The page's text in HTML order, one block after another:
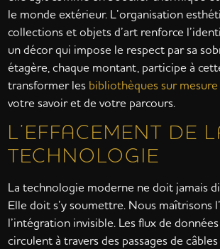
le monde extérieur. L’organisation
collections et objets d’art renforce
un décor qui impose le respect par sa
étagère, chaque montant, participe à
transformer les bibliothèques sur
votre savoir et de votre parcours.
L’EFFACEMENT DE
TECHNOLOGIE
La technologie moderne ne doit jamais
Elle doit s’y soumettre. Nous maîtrisons
l’intégration invisible. Les flux de
circulent à travers des passages de